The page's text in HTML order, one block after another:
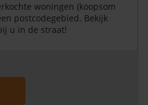
woningen (koopsom
postcodegebied. Bekijk
u in de straat!